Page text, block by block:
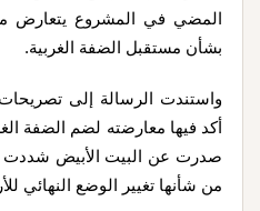
المضي في المشروع يتعارض مع
بشأن مستقبل الضفة الغربية.
واستندت الرسالة إلى
أكد فيها معارضته لضم الضفة
صدرت عن البيت الأبيض
من شأنها تغيير الوضع النهائي